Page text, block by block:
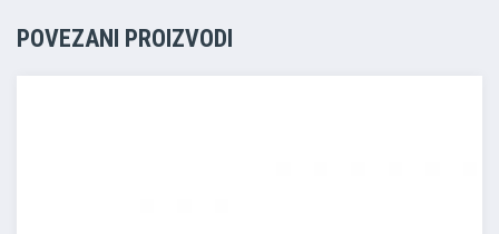
POVEZANI PROIZVODI